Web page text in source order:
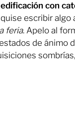
con
escribir algo
feria. Apelo al
de ánimo